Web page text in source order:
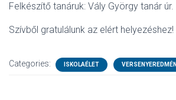
Felkészítő tanáruk: Vály György tanár úr.
Szívből gratulálunk az elért helyezéshez!
Categories: ISKOLAÉLET